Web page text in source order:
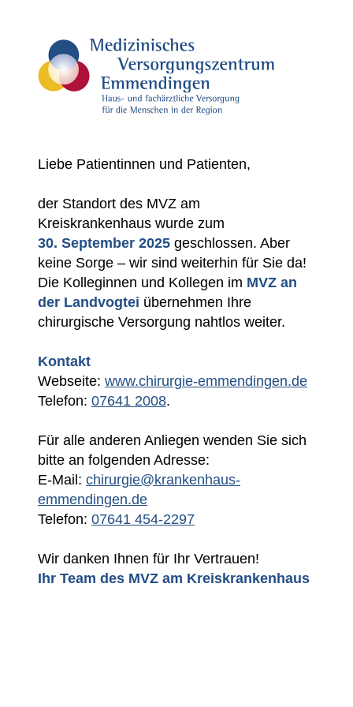
Liebe Patientinnen und Patienten,
der Standort des MVZ am
Kreiskrankenhaus wurde zum
30. September 2025 geschlossen. Aber
keine Sorge – wir sind weiterhin für Sie da!
Die Kolleginnen und Kollegen im MVZ an
der Landvogtei übernehmen Ihre
chirurgische Versorgung nahtlos weiter.
Kontakt
Webseite: www.chirurgie-emmendingen.de
Telefon: 07641 2008.
Für alle anderen Anliegen wenden Sie sich
bitte an folgenden Adresse:
E-Mail: chirurgie@krankenhaus-
emmendingen.de
Telefon: 07641 454-2297
Wir danken Ihnen für Ihr Vertrauen!
Ihr Team des MVZ am Kreiskrankenhaus